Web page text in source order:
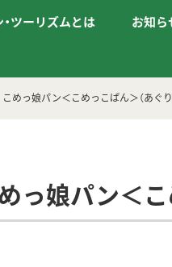
ツーリズムとは お知ら
こめっ娘パン＜こめっこぱん＞（あぐ
っ娘パン＜